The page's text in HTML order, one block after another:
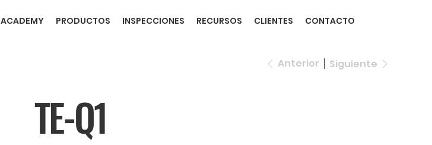
ACADEMY PRODUCTOS INSPECCIONES RECURSOS CLIENTES CONTACTO
Anterior Siguiente
TE-Q1